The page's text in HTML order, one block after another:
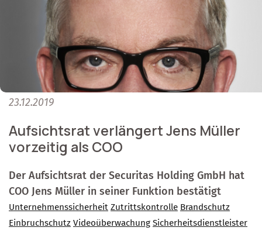
23.12.2019
Aufsichtsrat verlängert Jens Müller
vorzeitig als COO
Der Aufsichtsrat der Securitas Holding GmbH hat
COO Jens Müller in seiner Funktion bestätigt
Unternehmenssicherheit Zutrittskontrolle Brandschutz
Einbruchschutz Videoüberwachung Sicherheitsdienstleister